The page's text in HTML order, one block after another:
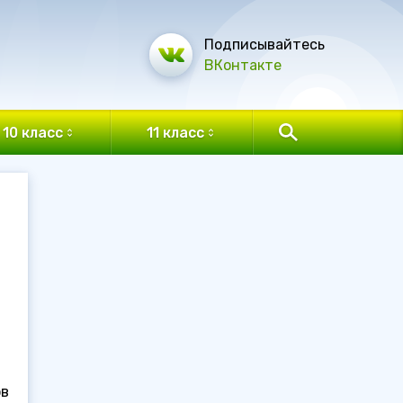
Подписывайтесь
ВКонтакте
10 класс 11 класс